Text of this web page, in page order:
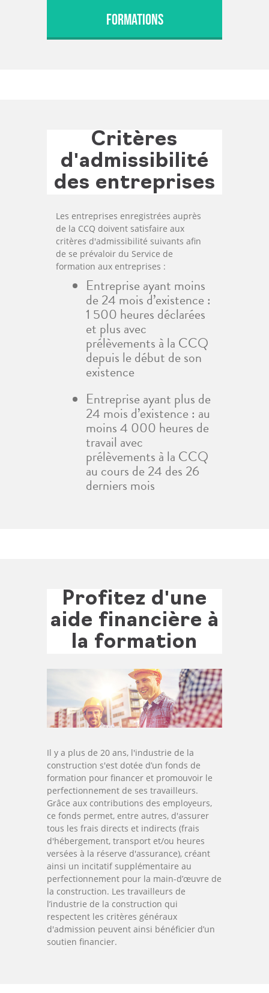
FORMATIONS
Critères
d'admissibilité
des entreprises
Les entreprises enregistrées auprès
de la CCQ doivent satisfaire aux
critères d'admissibilité suivants afin
de se prévaloir du Service de
formation aux entreprises :
Entreprise ayant moins
de 24 mois d’existence :
1 500 heures déclarées
et plus avec
prélèvements à la CCQ
depuis le début de son
existence
Entreprise ayant plus de
24 mois d’existence : au
moins 4 000 heures de
travail avec
prélèvements à la CCQ
au cours de 24 des 26
derniers mois
Profitez d'une
aide financière à
la formation
Il y a plus de 20 ans, l'industrie de la
construction s'est dotée d’un fonds de
formation pour financer et promouvoir le
perfectionnement de ses travailleurs.
Grâce aux contributions des employeurs,
ce fonds permet, entre autres, d'assurer
tous les frais directs et indirects (frais
d'hébergement, transport et/ou heures
versées à la réserve d'assurance), créant
ainsi un incitatif supplémentaire au
perfectionnement pour la main-d’œuvre de
la construction. Les travailleurs de
l’industrie de la construction qui
respectent les critères généraux
d'admission peuvent ainsi bénéficier d’un
soutien financier.